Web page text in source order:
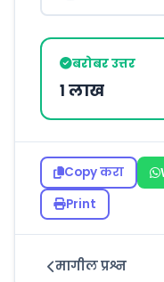
बरोबर उत्तर
१ लाख
Copy करा
Print
मागील प्रश्न